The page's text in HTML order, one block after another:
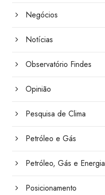
Negócios
Notícias
Observatório Findes
Opinião
Pesquisa de Clima
Petróleo e Gás
Petróleo, Gás e Energia
Posicionamento